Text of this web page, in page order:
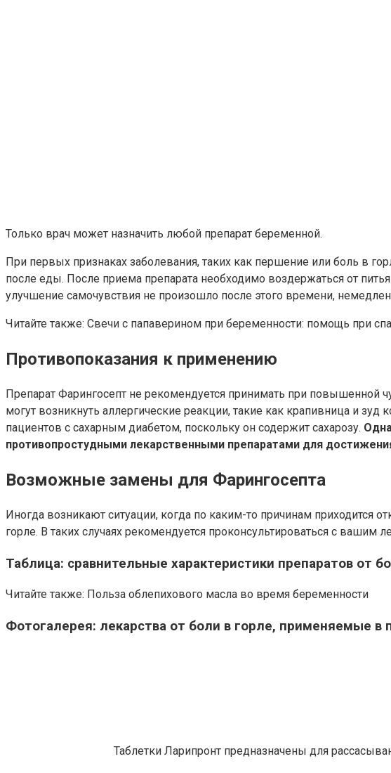
Только врач может назначить любой препарат беременной.
При первых признаках заболевания, таких как першение или боль в
после еды. После приема препарата необходимо воздержаться от
улучшение самочувствия не произошло после этого времени,
Читайте также: Свечи с папаверином при беременности: помощь при
Противопоказания к применению
Препарат Фарингосепт не рекомендуется принимать при повышенной
могут возникнуть аллергические реакции, такие как крапивница и
пациентов с сахарным диабетом, поскольку он содержит сахарозу.
противопростудными лекарственными препаратами для
Возможные замены для Фарингосепта
Иногда возникают ситуации, когда по каким-то причинам приходится
горле. В таких случаях рекомендуется проконсультироваться с
Таблица: сравнительные характеристики препаратов от
Читайте также: Польза облепихового масла во время беременности
Фотогалерея: лекарства от боли в горле, применяемые в
Таблетки Ларипронт предназначены для